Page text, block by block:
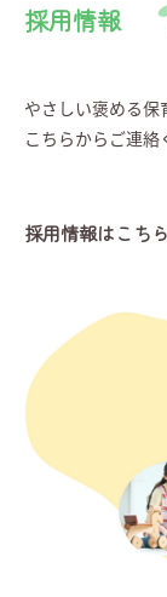
採用情報
やさしい褒める
こちらからご連絡
採用情報はこちら